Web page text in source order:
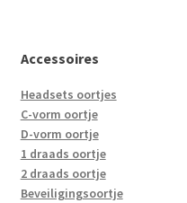
Accessoires
Headsets oortjes
C-vorm oortje
D-vorm oortje
1 draads oortje
2 draads oortje
Beveiligingsoortje